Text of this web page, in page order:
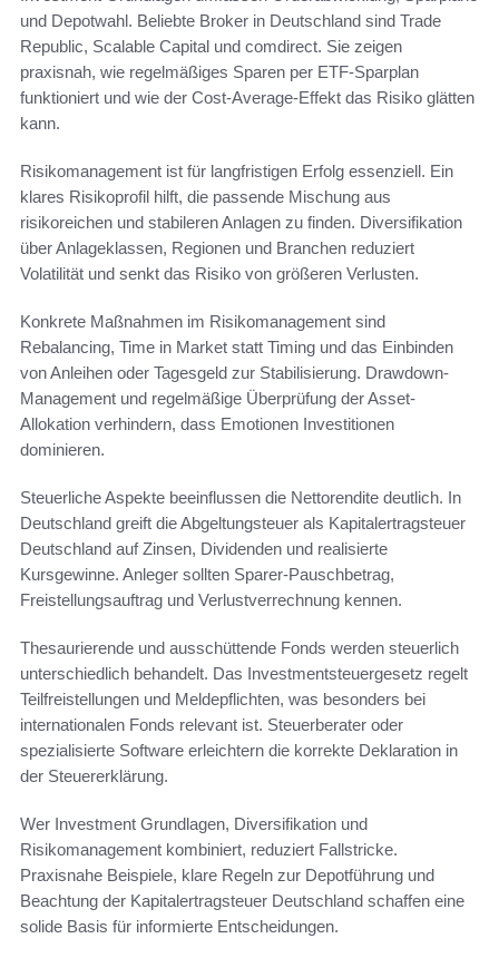
und Depotwahl. Beliebte Broker in Deutschland sind Trade
Republic, Scalable Capital und comdirect. Sie zeigen
praxisnah, wie regelmäßiges Sparen per ETF-Sparplan
funktioniert und wie der Cost-Average-Effekt das Risiko glätten
kann.
Risikomanagement ist für langfristigen Erfolg essenziell. Ein
klares Risikoprofil hilft, die passende Mischung aus
risikoreichen und stabileren Anlagen zu finden. Diversifikation
über Anlageklassen, Regionen und Branchen reduziert
Volatilität und senkt das Risiko von größeren Verlusten.
Konkrete Maßnahmen im Risikomanagement sind
Rebalancing, Time in Market statt Timing und das Einbinden
von Anleihen oder Tagesgeld zur Stabilisierung. Drawdown-
Management und regelmäßige Überprüfung der Asset-
Allokation verhindern, dass Emotionen Investitionen
dominieren.
Steuerliche Aspekte beeinflussen die Nettorendite deutlich. In
Deutschland greift die Abgeltungsteuer als Kapitalertragsteuer
Deutschland auf Zinsen, Dividenden und realisierte
Kursgewinne. Anleger sollten Sparer-Pauschbetrag,
Freistellungsauftrag und Verlustverrechnung kennen.
Thesaurierende und ausschüttende Fonds werden steuerlich
unterschiedlich behandelt. Das Investmentsteuergesetz regelt
Teilfreistellungen und Meldepflichten, was besonders bei
internationalen Fonds relevant ist. Steuerberater oder
spezialisierte Software erleichtern die korrekte Deklaration in
der Steuererklärung.
Wer Investment Grundlagen, Diversifikation und
Risikomanagement kombiniert, reduziert Fallstricke.
Praxisnahe Beispiele, klare Regeln zur Depotführung und
Beachtung der Kapitalertragsteuer Deutschland schaffen eine
solide Basis für informierte Entscheidungen.